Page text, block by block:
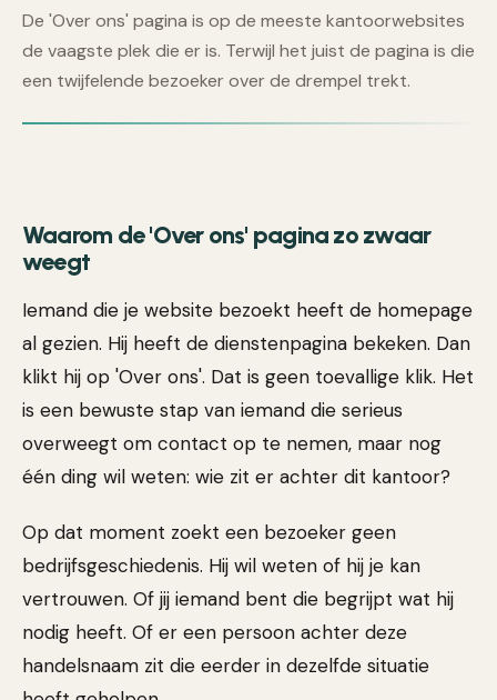
De 'Over ons' pagina is op de meeste kantoorwebsites
de vaagste plek die er is. Terwijl het juist de pagina is die
een twijfelende bezoeker over de drempel trekt.
Waarom de 'Over ons' pagina zo zwaar
weegt
Iemand die je website bezoekt heeft de homepage
al gezien. Hij heeft de dienstenpagina bekeken. Dan
klikt hij op 'Over ons'. Dat is geen toevallige klik. Het
is een bewuste stap van iemand die serieus
overweegt om contact op te nemen, maar nog
één ding wil weten: wie zit er achter dit kantoor?
Op dat moment zoekt een bezoeker geen
bedrijfsgeschiedenis. Hij wil weten of hij je kan
vertrouwen. Of jij iemand bent die begrijpt wat hij
nodig heeft. Of er een persoon achter deze
handelsnaam zit die eerder in dezelfde situatie